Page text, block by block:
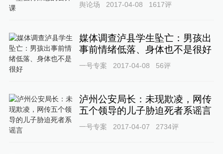
舆论场 2017-04-08 1617评
媒体调查泸县学生坠亡：男孩出
事前情绪低落、身体也不是很好
一号专案 2017-04-08 56评
泸州公安局长：未现欺凌，网传
五个领导的儿子胁迫死者系谣言
一号专案 2017-04-07 2734评